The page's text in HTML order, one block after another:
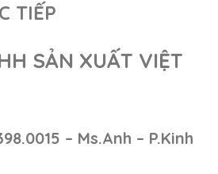
TIẾP
SẢN XUẤT VIỆT
– Ms.Anh – P.Kinh